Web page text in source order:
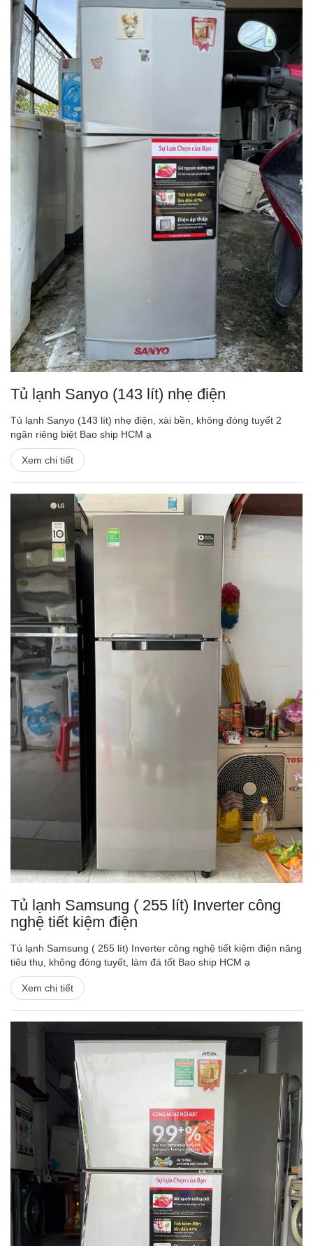
Tủ lạnh Sanyo (143 lít) nhẹ điện
Tủ lạnh Sanyo (143 lít) nhẹ điện, xài bền, không đóng tuyết 2
ngăn riêng biệt Bao ship HCM ạ
Xem chi tiết
Tủ lạnh Samsung ( 255 lít) Inverter công
nghệ tiết kiệm điện
Tủ lạnh Samsung ( 255 lít) Inverter công nghệ tiết kiệm điện năng
tiêu thụ, không đóng tuyết, làm đá tốt Bao ship HCM ạ
Xem chi tiết